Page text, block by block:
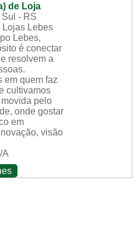
de Loja
- RS
Lojas Lebes
Lebes,
é conectar
resolvem a
em quem faz
cultivamos
pelo
onde gostar
em
visão
A